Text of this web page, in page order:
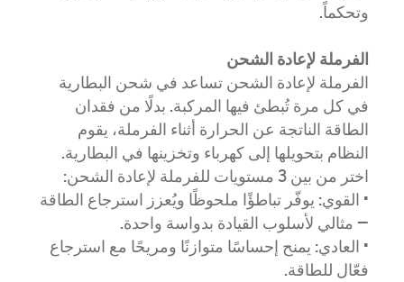
وتحكماً.
الفرملة لإعادة الشحن
الفرملة لإعادة الشحن تساعد في شحن البطارية
في كل مرة تُبطئ فيها المركبة. بدلًا من فقدان
الطاقة الناتجة عن الحرارة أثناء الفرملة، يقوم
النظام بتحويلها إلى كهرباء وتخزينها في البطارية.
اختر من بين 3 مستويات للفرملة لإعادة الشحن:
• القوي: يوفّر تباطؤًا ملحوظًا ويُعزز استرجاع الطاقة
— مثالي لأسلوب القيادة بدواسة واحدة.
• العادي: يمنح إحساسًا متوازنًا ومريحًا مع استرجاع
فعّال للطاقة.